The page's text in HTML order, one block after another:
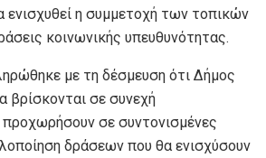
ενισχυθεί η συμμετοχή των τοπικών
κοινωνικής υπευθυνότητας.
με τη δέσμευση ότι Δήμος
βρίσκονται σε συνεχή
προχωρήσουν σε συντονισμένες
δράσεων που θα ενισχύσουν